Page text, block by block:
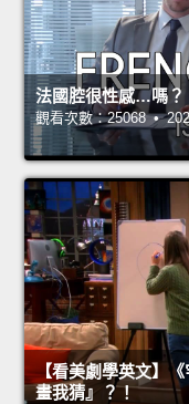
法國腔很性感…嗎？
觀看次數：25068 •
【看美劇學英文】
畫我猜』？！